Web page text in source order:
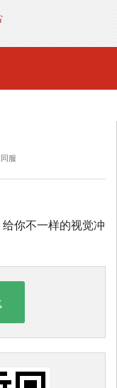
服
你不一样的视觉冲